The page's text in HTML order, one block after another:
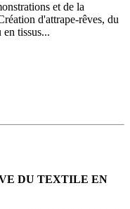
et de la
d'attrape-rêves, du
tissus...
DU TEXTILE EN